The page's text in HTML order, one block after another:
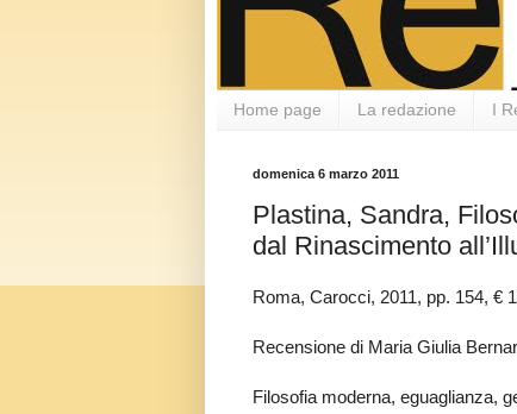
Home page La redazione I
domenica 6 marzo 2011
Plastina, Sandra,
dal Rinascimento
Roma, Carocci, 2011, pp. 154, €
Recensione di Maria Giulia
Filosofia moderna, eguaglianza,